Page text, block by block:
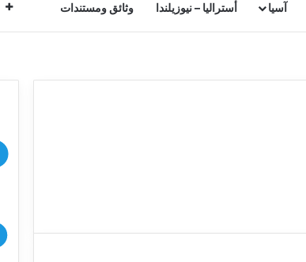
آسيا أستراليا – نيوزيلندا وثائق ومستندات